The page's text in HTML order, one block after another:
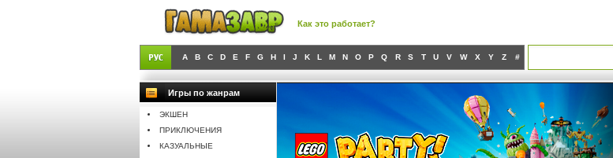
Как это работает?
A B C D E F G H I J K L M N O P Q R S T U V W X Y Z #
Игры по жанрам
ЭКШЕН
ПРИКЛЮЧЕНИЯ
КАЗУАЛЬНЫЕ